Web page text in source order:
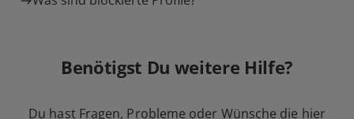
Benötigst Du weitere Hilfe?
Du hast Fragen, Probleme oder Wünsche die hier